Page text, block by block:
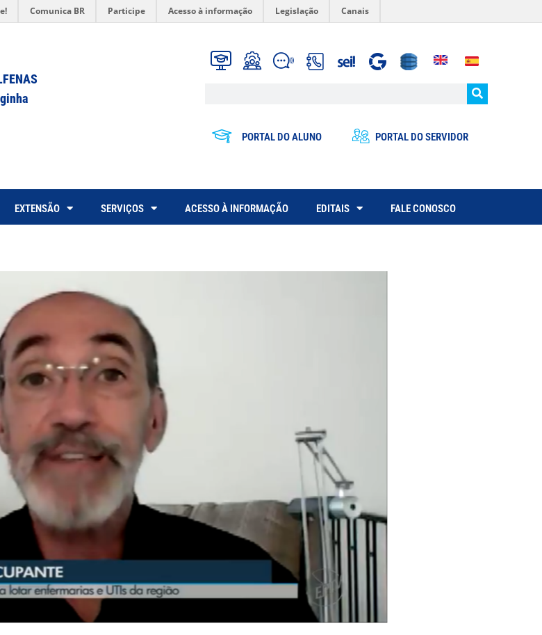
Comunica BR Participe Acesso à informação Legislação Canais
PORTAL DO ALUNO PORTAL DO SERVIDOR
EXTENSÃO SERVIÇOS ACESSO À INFORMAÇÃO EDITAIS FALE CONOSCO